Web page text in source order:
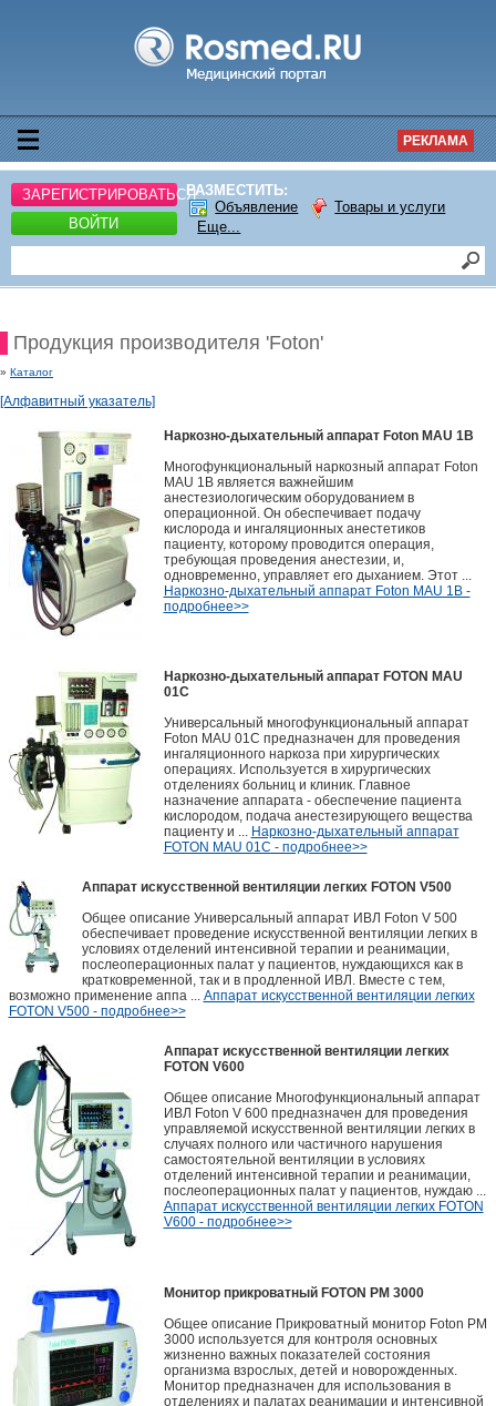
РЕКЛАМА
ЗАРЕГИСТРИРОВАТЬСЯ
ВОЙТИ
РАЗМЕСТИТЬ:
Объявление
Товары и услуги
Еще...
Продукция производителя 'Foton'
» Каталог
[Алфавитный указатель]
Наркозно-дыхательный аппарат Foton MAU 1B
Многофункциональный наркозный аппарат Foton
MAU 1В является важнейшим
анестезиологическим оборудованием в
операционной. Он обеспечивает подачу
кислорода и ингаляционных анестетиков
пациенту, которому проводится операция,
требующая проведения анестезии, и,
одновременно, управляет его дыханием. Этот ...
Наркозно-дыхательный аппарат Foton MAU 1B -
подробнее>>
Наркозно-дыхательный аппарат FOTON MAU
01C
Универсальный многофункциональный аппарат
Foton MAU 01С предназначен для проведения
ингаляционного наркоза при хирургических
операциях. Используется в хирургических
отделениях больниц и клиник. Главное
назначение аппарата - обеспечение пациента
кислородом, подача анестезирующего вещества
пациенту и ... Наркозно-дыхательный аппарат
FOTON MAU 01C - подробнее>>
Аппарат искусственной вентиляции легких FOTON V500
Общее описание Универсальный аппарат ИВЛ Foton V 500
обеспечивает проведение искусственной вентиляции легких в
условиях отделений интенсивной терапии и реанимации,
послеоперационных палат у пациентов, нуждающихся как в
кратковременной, так и в продленной ИВЛ. Вместе с тем,
возможно применение аппа ... Аппарат искусственной вентиляции легких
FOTON V500 - подробнее>>
Аппарат искусственной вентиляции легких
FOTON V600
Общее описание Многофункциональный аппарат
ИВЛ Foton V 600 предназначен для проведения
управляемой искусственной вентиляции легких в
случаях полного или частичного нарушения
самостоятельной вентиляции в условиях
отделений интенсивной терапии и реанимации,
послеоперационных палат у пациентов, нуждаю ...
Аппарат искусственной вентиляции легких FOTON
V600 - подробнее>>
Монитор прикроватный FOTON РМ 3000
Общее описание Прикроватный монитор Foton PM
3000 используется для контроля основных
жизненно важных показателей состояния
организма взрослых, детей и новорожденных.
Монитор предназначен для использования в
отделениях и палатах реанимации и интенсивной